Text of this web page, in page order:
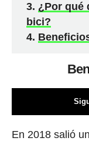
¿Por qué
bici?
En 2018 salió